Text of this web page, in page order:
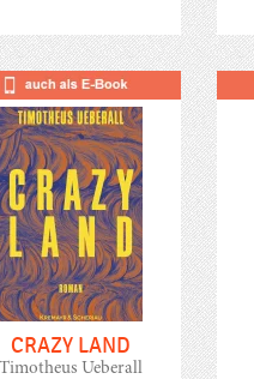
CRAZY LAND
Ueberall